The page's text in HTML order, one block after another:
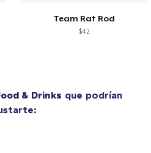
Team Rat Rod
$42
& Drinks que podrían